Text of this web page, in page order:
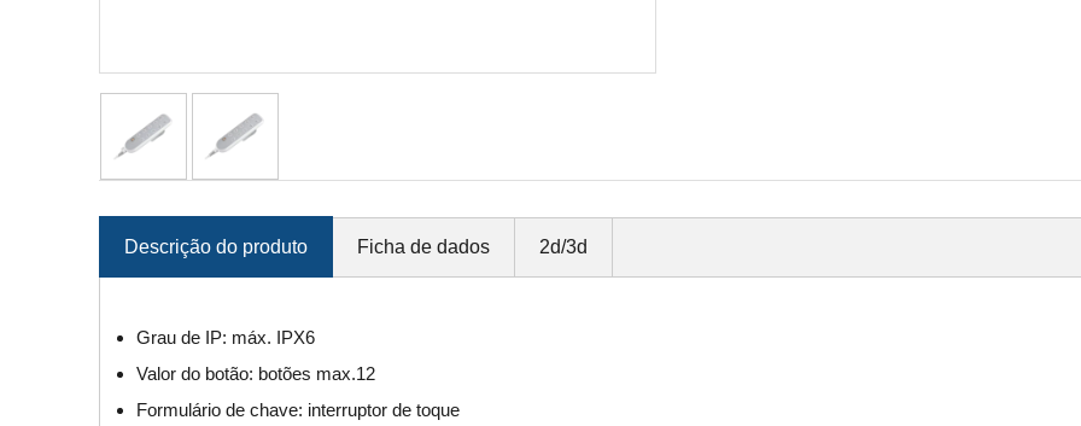
Descrição do produto Ficha de dados 2d/3d
Grau de IP: máx. IPX6
Valor do botão: botões max.12
Formulário de chave: interruptor de toque